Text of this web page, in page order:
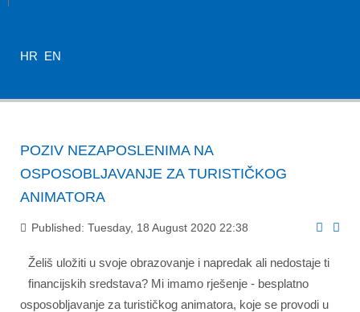
HR EN
POZIV NEZAPOSLENIMA NA
OSPOSOBLJAVANJE ZA TURISTIČKOG
ANIMATORA
Published: Tuesday, 18 August 2020 22:38
Želiš uložiti u svoje obrazovanje i napredak ali nedostaje ti
financijskih sredstava? Mi imamo rješenje - besplatno
osposobljavanje za turističkog animatora, koje se provodi u